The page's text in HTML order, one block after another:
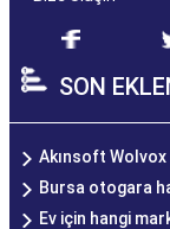
SON
Akınsoft Wolvox
Bursa otogara
Ev için hangi